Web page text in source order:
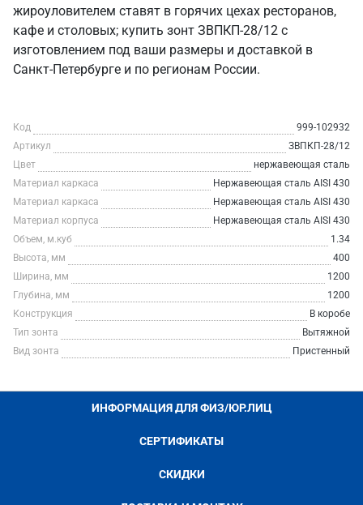
жироуловителем ставят в горячих цехах ресторанов,
кафе и столовых; купить зонт ЗВПКП-28/12 с
изготовлением под ваши размеры и доставкой в
Санкт‑Петербурге и по регионам России.
Код
999-102932
Артикул
ЗВПКП-28/12
Цвет
нержавеющая сталь
Материал каркаса
Нержавеющая сталь AISI 430
Материал каркаса
Нержавеющая сталь AISI 430
Материал корпуса
Нержавеющая сталь AISI 430
Объем, м.куб
1.34
Высота, мм
400
Ширина, мм
1200
Глубина, мм
1200
Конструкция
В коробе
Тип зонта
Вытяжной
Вид зонта
Пристенный
ИНФОРМАЦИЯ ДЛЯ ФИЗ/ЮР.ЛИЦ
СЕРТИФИКАТЫ
СКИДКИ